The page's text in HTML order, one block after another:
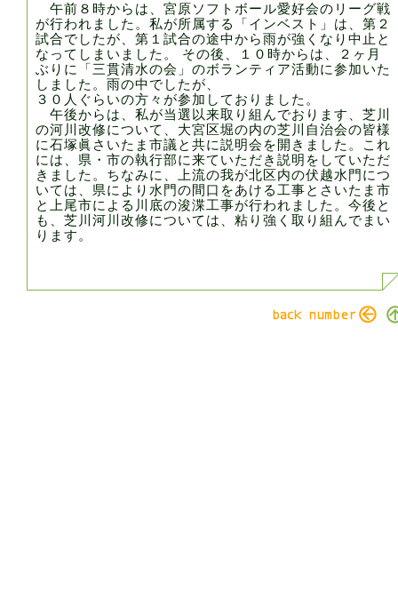
午前８時からは、宮原ソフトボール愛好会のリーグ戦
が行われました。私が所属する「インベスト」は、第２
試合でしたが、第１試合の途中から雨が強くなり中止と
なってしまいました。 その後、１０時からは、２ヶ月
ぶりに「三貫清水の会」のボランティア活動に参加いた
しました。雨の中でしたが、
３０人ぐらいの方々が参加しておりました。
午後からは、私が当選以来取り組んでおります、芝川
の河川改修について、大宮区堀の内の芝川自治会の皆様
に石塚眞さいたま市議と共に説明会を開きました。これ
には、県・市の執行部に来ていただき説明をしていただ
きました。ちなみに、上流の我が北区内の伏越水門につ
いては、県により水門の間口をあける工事とさいたま市
と上尾市による川底の浚渫工事が行われました。今後と
も、芝川河川改修については、粘り強く取り組んでまい
ります。